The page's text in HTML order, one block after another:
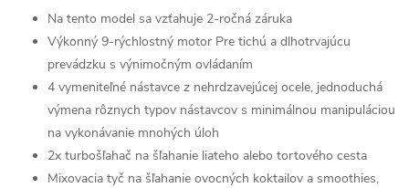
Na tento model sa vzťahuje 2-ročná záruka
Výkonný 9-rýchlostný motor Pre tichú a dlhotrvajúcu
prevádzku s výnimočným ovládaním
4 vymeniteľné nástavce z nehrdzavejúcej ocele, jednoduchá
výmena rôznych typov nástavcov s minimálnou manipuláciou
na vykonávanie mnohých úloh
2x turbošľahač na šľahanie liateho alebo tortového cesta
Mixovacia tyč na šľahanie ovocných koktailov a smoothies,